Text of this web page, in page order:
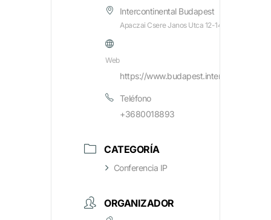
Intercontinental Budapest
Apaczai Csere Janos Utca 12-14., Budapest, H-
Web
https://
Teléfono
+3680018893
CATEGORÍA
Conferencia IP
ORGANIZADOR